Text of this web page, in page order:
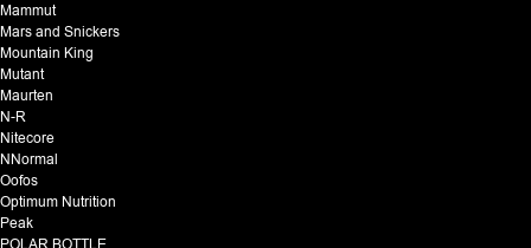
Mammut
Mars and Snickers
Mountain King
Mutant
Maurten
N-R
Nitecore
NNormal
Oofos
Optimum Nutrition
Peak